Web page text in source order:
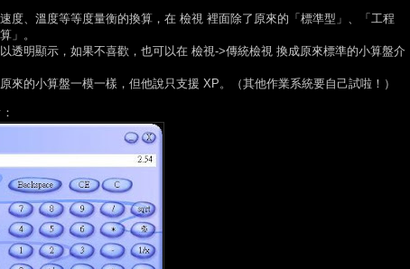
度、溫度等等度量衡的換算，在 檢視 裡面除了原來的「標準型」、「工程
」。
透明顯示，如果不喜歡，也可以在 檢視->傳統檢視 換成原來標準的小算盤介
來的小算盤一模一樣，但他說只支援 XP。（其他作業系統要自己試啦！）